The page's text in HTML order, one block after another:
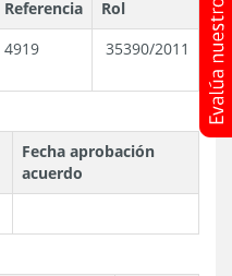
Referencia
Rol
4919 35390/2011
Fecha aprobación
acuerdo